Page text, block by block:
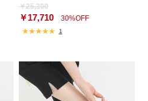
￥25,300
￥17,71030%OFF
1